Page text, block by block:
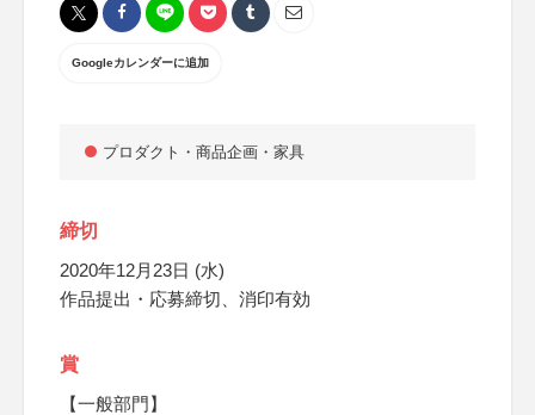
Googleカレンダーに追加
プロダクト・商品企画・家具
締切
2020年12月23日 (水)
作品提出・応募締切、消印有効
賞
【一般部門】